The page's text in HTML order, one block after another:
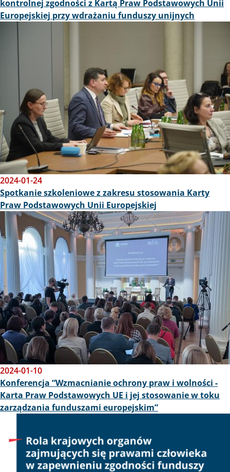
kontrolnej zgodności z Kartą Praw Podstawowych Unii
Europejskiej przy wdrażaniu funduszy unijnych
2024-01-24
Spotkanie szkoleniowe z zakresu stosowania Karty
Praw Podstawowych Unii Europejskiej
Obraz
2024-01-10
Konferencja “Wzmacnianie ochrony praw i wolności -
Karta Praw Podstawowych UE i jej stosowanie w toku
zarządzania funduszami europejskim”